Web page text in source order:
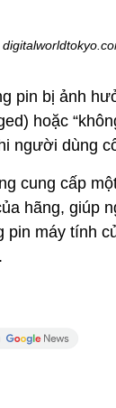
pin bị ảnh
hoặc
người dùng
cung cấp
hãng, giúp
pin máy tính